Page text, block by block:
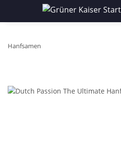
Hanfsamen